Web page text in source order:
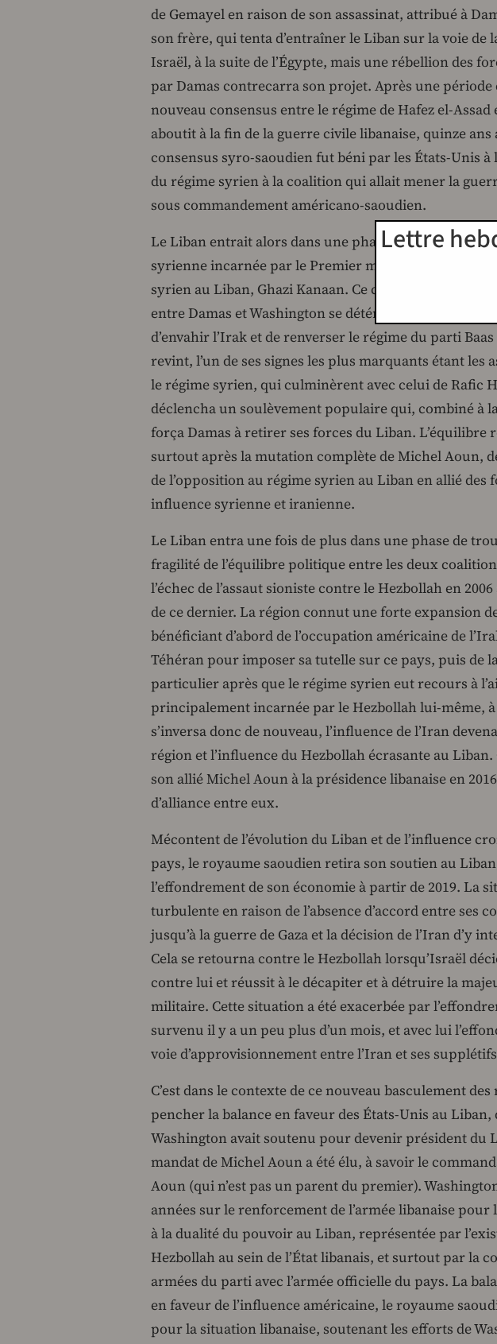
de Gemayel en raison de son assassinat, attribué à
son frère, qui tenta d’entraîner le Liban sur la voie de
Israël, à la suite de l’Égypte, mais une rébellion des
par Damas contrecarra son projet. Après une période
nouveau consensus entre le régime de Hafez el-
aboutit à la fin de la guerre civile libanaise, quinze ans
consensus syro-saoudien fut béni par les États-Unis
du régime syrien à la coalition qui allait mener la
sous commandement américano-saoudien.
Le Liban entrait alors dans une phase de «
syrienne incarnée par le Premier ministre Rafic Hariri
syrien au Liban, Ghazi Kanaan. Ce consensus dura
entre Damas et Washington se détériorent en raison
d’envahir l’Irak et de renverser le régime du parti
revint, l’un de ses signes les plus marquants étant les
le régime syrien, qui culminèrent avec celui de Rafic
déclencha un soulèvement populaire qui, combiné à
força Damas à retirer ses forces du Liban. L’équilibre
surtout après la mutation complète de Michel Aoun,
de l’opposition au régime syrien au Liban en allié des
influence syrienne et iranienne.
Le Liban entra une fois de plus dans une phase de
fragilité de l’équilibre politique entre les deux
l’échec de l’assaut sioniste contre le Hezbollah en
de ce dernier. La région connut une forte expansion
bénéficiant d’abord de l’occupation américaine de
Téhéran pour imposer sa tutelle sur ce pays, puis de
particulier après que le régime syrien eut recours à
principalement incarnée par le Hezbollah lui-même,
s’inversa donc de nouveau, l’influence de l’Iran
région et l’influence du Hezbollah écrasante au
son allié Michel Aoun à la présidence libanaise en
d’alliance entre eux.
Mécontent de l’évolution du Liban et de l’influence
pays, le royaume saoudien retira son soutien au
l’effondrement de son économie à partir de 2019. La
turbulente en raison de l’absence d’accord entre ses
jusqu’à la guerre de Gaza et la décision de l’Iran d’y
Cela se retourna contre le Hezbollah lorsqu’Israël
contre lui et réussit à le décapiter et à détruire la
militaire. Cette situation a été exacerbée par
survenu il y a un peu plus d’un mois, et avec lui
voie d’approvisionnement entre l’Iran et ses
C’est dans le contexte de ce nouveau basculement
pencher la balance en faveur des États-Unis au Liban,
Washington avait soutenu pour devenir président du
mandat de Michel Aoun a été élu, à savoir le
Aoun (qui n’est pas un parent du premier).
années sur le renforcement de l’armée libanaise
à la dualité du pouvoir au Liban, représentée par
Hezbollah au sein de l’État libanais, et surtout par la
armées du parti avec l’armée officielle du pays. La
en faveur de l’influence américaine, le royaume
pour la situation libanaise, soutenant les efforts de
Lettre